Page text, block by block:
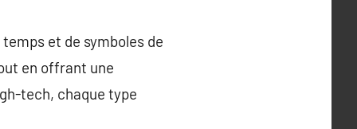
et de symboles de
en offrant une
tech, chaque type